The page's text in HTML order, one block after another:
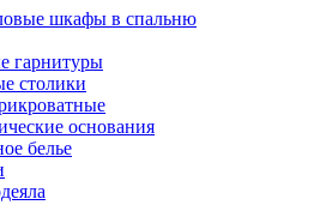
шкафы в спальню
гарнитуры
столики
основания
белье